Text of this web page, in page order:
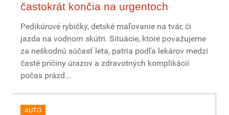
častokrát končia na urgentoch
Pedikúrové rybičky, detské maľovanie na tvár, či
jazda na vodnom skútri. Situácie, ktoré považujeme
za neškodnú súčasť leta, patria podľa lekárov medzi
časté príčiny úrazov a zdravotných komplikácií
počas prázd...
AUTO